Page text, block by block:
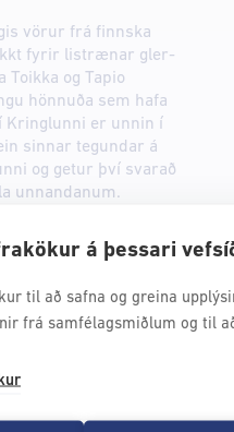
á þessari
til að safna og greina
frá samfélagsmiðlum og til
vörur frá finnska
fyrir listrænar gler-
og Tapio
hönnuða sem hafa
Kringlunni er unnin í
sinnar tegundar á
og getur því svarað
unnandanum.